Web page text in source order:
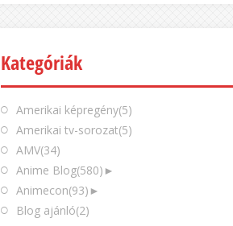
Kategóriák
Amerikai képregény(5)
Amerikai tv-sorozat(5)
AMV(34)
Anime Blog(580) ►
Animecon(93) ►
Blog ajánló(2)